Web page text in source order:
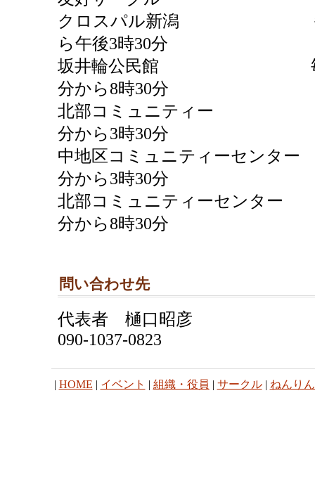
クロスパル新潟 毎週
ら午後3時30分
坂井輪公民館 毎週水
分から8時30分
北部コミュニティー 毎週
分から3時30分
中地区コミュニティーセンター
分から3時30分
北部コミュニティーセンター
分から8時30分
問い合わせ先
代表者 樋口昭彦
090-1037-0823
| HOME | イベント | 組織・役員 | サークル| ねんり